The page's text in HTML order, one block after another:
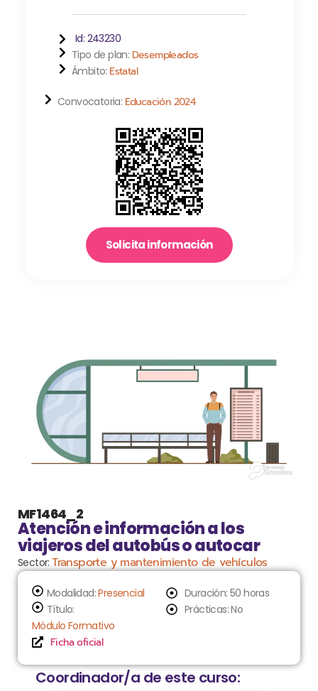
Id: 243230
Tipo de plan: Desempleados
Ámbito: Estatal
Convocatoria: Educación 2024
Solicita información
MF1464_2
Atención e información a los
viajeros del autobús o autocar
Sector:Transporte y mantenimiento de vehículos
Modalidad:Presencial
Título:
Módulo Formativo
Ficha oficial
Duración: 50 horas
Prácticas: No
Coordinador/a de este curso: